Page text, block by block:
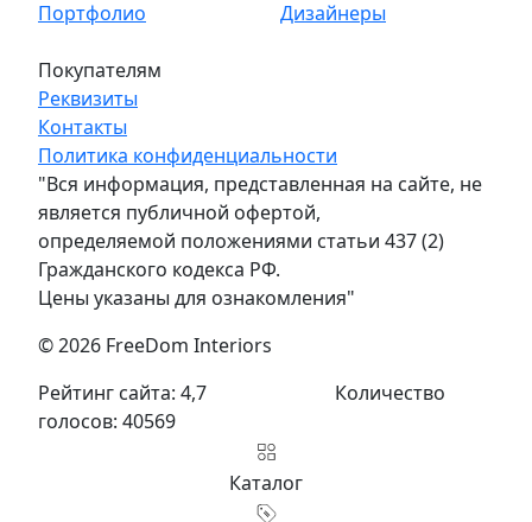
Портфолио
Дизайнеры
Покупателям
Реквизиты
Контакты
Политика конфиденциальности
"Вся информация, представленная на сайте, не
является публичной офертой,
определяемой положениями статьи 437 (2)
Гражданского кодекса РФ.
Цены указаны для ознакомления"
© 2026 FreeDom Interiors
Рейтинг сайта: 4,7
Количество
голосов: 40569
Каталог